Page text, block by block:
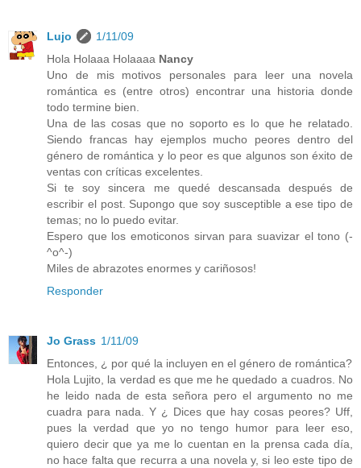
Lujo
1/11/09
Hola Holaaa Holaaaa Nancy
Uno de mis motivos personales para leer una novela
romántica es (entre otros) encontrar una historia donde
todo termine bien.
Una de las cosas que no soporto es lo que he relatado.
Siendo francas hay ejemplos mucho peores dentro del
género de romántica y lo peor es que algunos son éxito de
ventas con críticas excelentes.
Si te soy sincera me quedé descansada después de
escribir el post. Supongo que soy susceptible a ese tipo de
temas; no lo puedo evitar.
Espero que los emoticonos sirvan para suavizar el tono (-
^o^-)
Miles de abrazotes enormes y cariñosos!
Responder
Jo Grass 1/11/09
Entonces, ¿ por qué la incluyen en el género de romántica?
Hola Lujito, la verdad es que me he quedado a cuadros. No
he leido nada de esta señora pero el argumento no me
cuadra para nada. Y ¿ Dices que hay cosas peores? Uff,
pues la verdad que yo no tengo humor para leer eso,
quiero decir que ya me lo cuentan en la prensa cada día,
no hace falta que recurra a una novela y, si leo este tipo de